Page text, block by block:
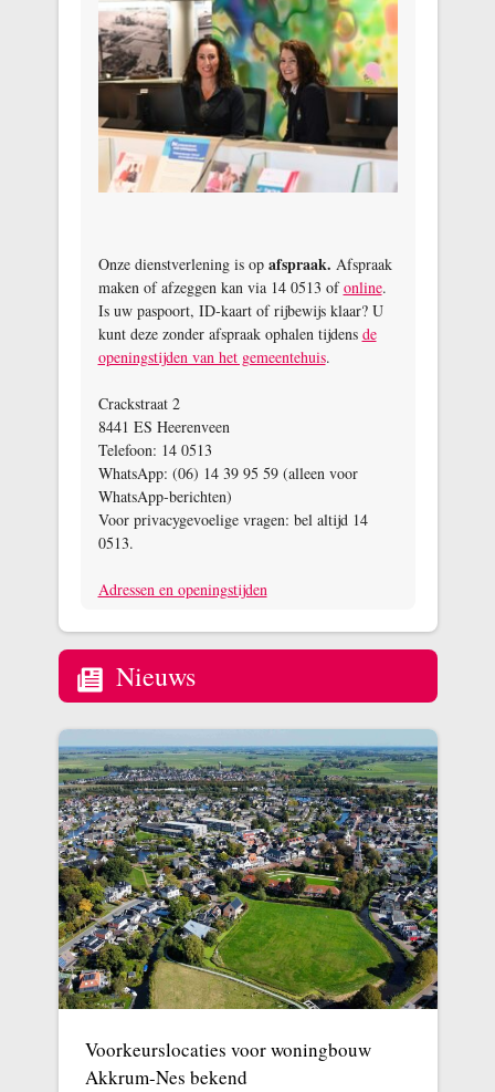
Onze dienstverlening is op afspraak. Afspraak
maken of afzeggen kan via 14 0513 ofonline.
Is uw paspoort, ID‑kaart of rijbewijs klaar? U
kunt deze zonder afspraak ophalen tijdens de
openingstijden van het gemeentehuis.
Crackstraat 2
8441 ES Heerenveen
Telefoon: 14 0513
WhatsApp: (06) 14 39 95 59 (alleen voor
WhatsApp‑berichten)
Voor privacygevoelige vragen: bel altijd 14
0513.
Adressen en openingstijden
Nieuws
Voorkeurslocaties voor woningbouw
Akkrum-Nes bekend